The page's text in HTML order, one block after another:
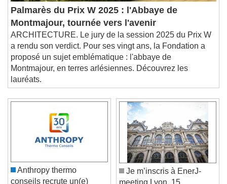
Palmarès du Prix W 2025 : l'Abbaye de
Montmajour, tournée vers l'avenir
ARCHITECTURE. Le jury de la session 2025 du Prix W
a rendu son verdict. Pour ses vingt ans, la Fondation a
proposé un sujet emblématique : l'abbaye de
Montmajour, en terres arlésiennes. Découvrez les
lauréats.
Anthropy thermo
Je m’inscris à EnerJ-